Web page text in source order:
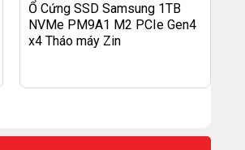
Ổ Cứng SSD Samsung 1TB
NVMe PM9A1 M2 PCIe Gen4
x4 Tháo máy Zin